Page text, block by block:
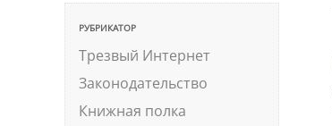
РУБРИКАТОР
Трезвый Интернет
Законодательство
Книжная полка